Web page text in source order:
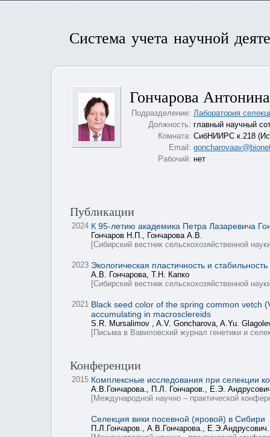
Система учета научной
Гончарова
Подразделение: Лаборатория
Должность: главный научный
Комната: СибНИИРС к.218
Email:
Рабочий: нет
Публикации
2024 К 95-летию академика Петра Лазаревича
Гончаров Н.П., Гончарова А.В.
[Сибирский вестник сельскохозяйственной
2023 Экологическая пластичность и
А.В. Гончарова, Т.Н. Капко
[Сибирский вестник сельскохозяйственной
2021 Black seed color of the spring common vetch
accumulating in macrosclereids
S.R. Mursalimov , A.V. Goncharova, A.Yu.
[Письма в Вавиловский журнал генетики и
Конференции
2015 Комплексные исследования при селекции
А.В.Гончарова., П.Л. Гончаров., Е.Э.
[Международной научно – практической
Селекция вики посевной (яровой) в Сибири
П.Л.Гончаров., А.В.Гончарова.,